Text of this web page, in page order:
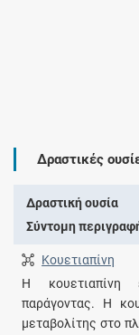
Δραστικές
Δραστική ουσία
Σύντομη
Κουετιαπίνη
Η κουετιαπίνη
παράγοντας. Η
μεταβολίτης στο